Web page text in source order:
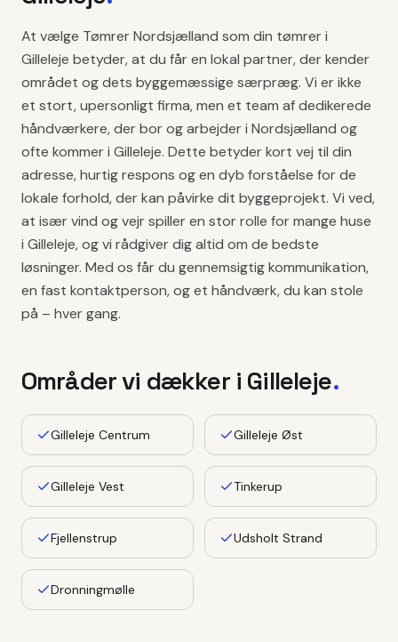
At vælge Tømrer Nordsjælland som din tømrer i
Gilleleje betyder, at du får en lokal partner, der kender
området og dets byggemæssige særpræg. Vi er ikke
et stort, upersonligt firma, men et team af dedikerede
håndværkere, der bor og arbejder i Nordsjælland og
ofte kommer i Gilleleje. Dette betyder kort vej til din
adresse, hurtig respons og en dyb forståelse for de
lokale forhold, der kan påvirke dit byggeprojekt. Vi ved,
at især vind og vejr spiller en stor rolle for mange huse
i Gilleleje, og vi rådgiver dig altid om de bedste
løsninger. Med os får du gennemsigtig kommunikation,
en fast kontaktperson, og et håndværk, du kan stole
på – hver gang.
Områder vi dækker i Gilleleje.
Gilleleje Centrum Gilleleje Øst
Gilleleje Vest Tinkerup
Fjellenstrup Udsholt Strand
Dronningmølle